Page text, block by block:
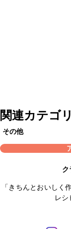
関連カテゴリ
その他
ク
「きちんとおいしく
レシ